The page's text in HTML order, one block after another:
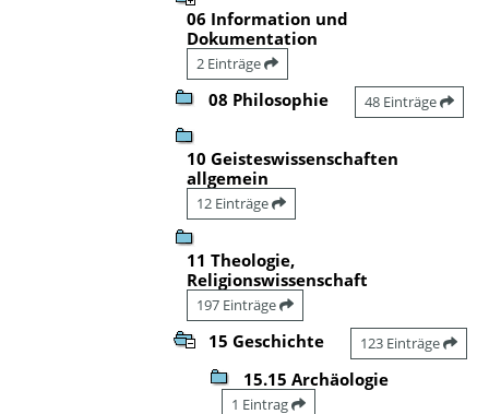
06 Information und
Dokumentation
2 Einträge
08 Philosophie 48 Einträge
10 Geisteswissenschaften
allgemein
12 Einträge
11 Theologie,
Religionswissenschaft
197 Einträge
15 Geschichte 123 Einträge
15.15 Archäologie
1 Eintrag